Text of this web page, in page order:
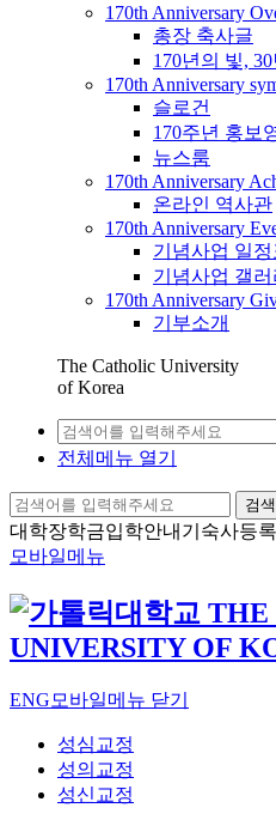
170th Anniversary
총장 축사글
170년의 빛,
170th Anniversary
슬로건
170주년 홍보
뉴스룸
170th Anniversary
온라인 역사관
170th Anniversary
기념사업 일정
기념사업 갤러
170th Anniversary
기부소개
The Catholic University
of Korea
전체메뉴 열기
검색
대학장학금입학안내 기숙사등록
모바일메뉴
ENG 모바일메뉴 닫기
성심교정
성의교정
성신교정